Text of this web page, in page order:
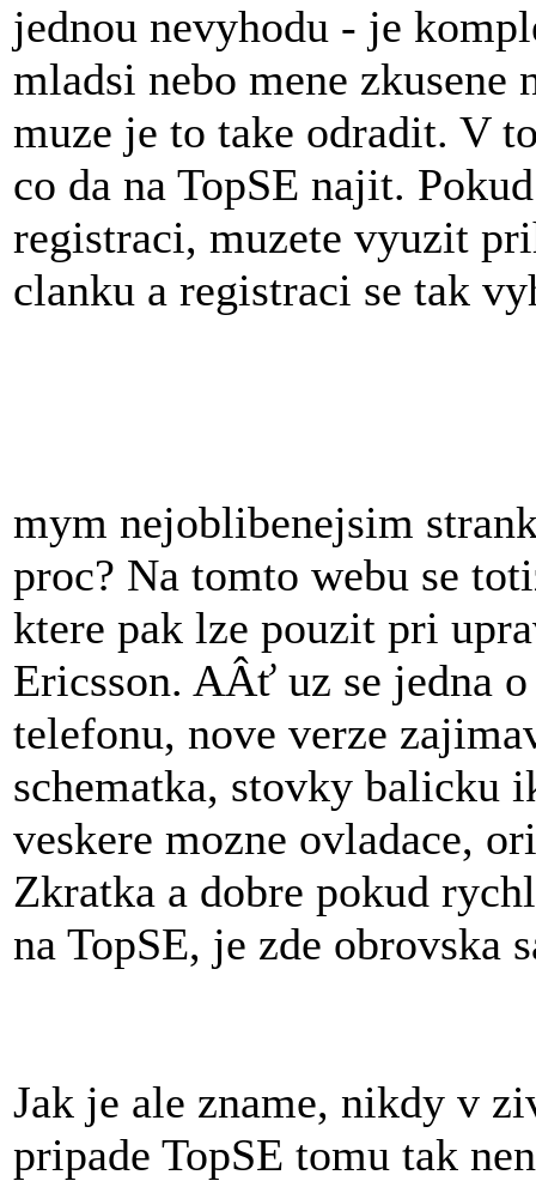
jednou nevyhodu - je
mladsi nebo mene
muze je to take odradit. V
co da na TopSE najit.
registraci, muzete vyuzit
clanku a registraci se tak
mym nejoblibenejsim
proc? Na tomto webu se
ktere pak lze pouzit pri
Ericsson. AÂť uz se jedna
telefonu, nove verze
schematka, stovky balicku
veskere mozne ovladace,
Zkratka a dobre pokud
na TopSE, je zde obrovska
Jak je ale zname, nikdy v
pripade TopSE tomu tak